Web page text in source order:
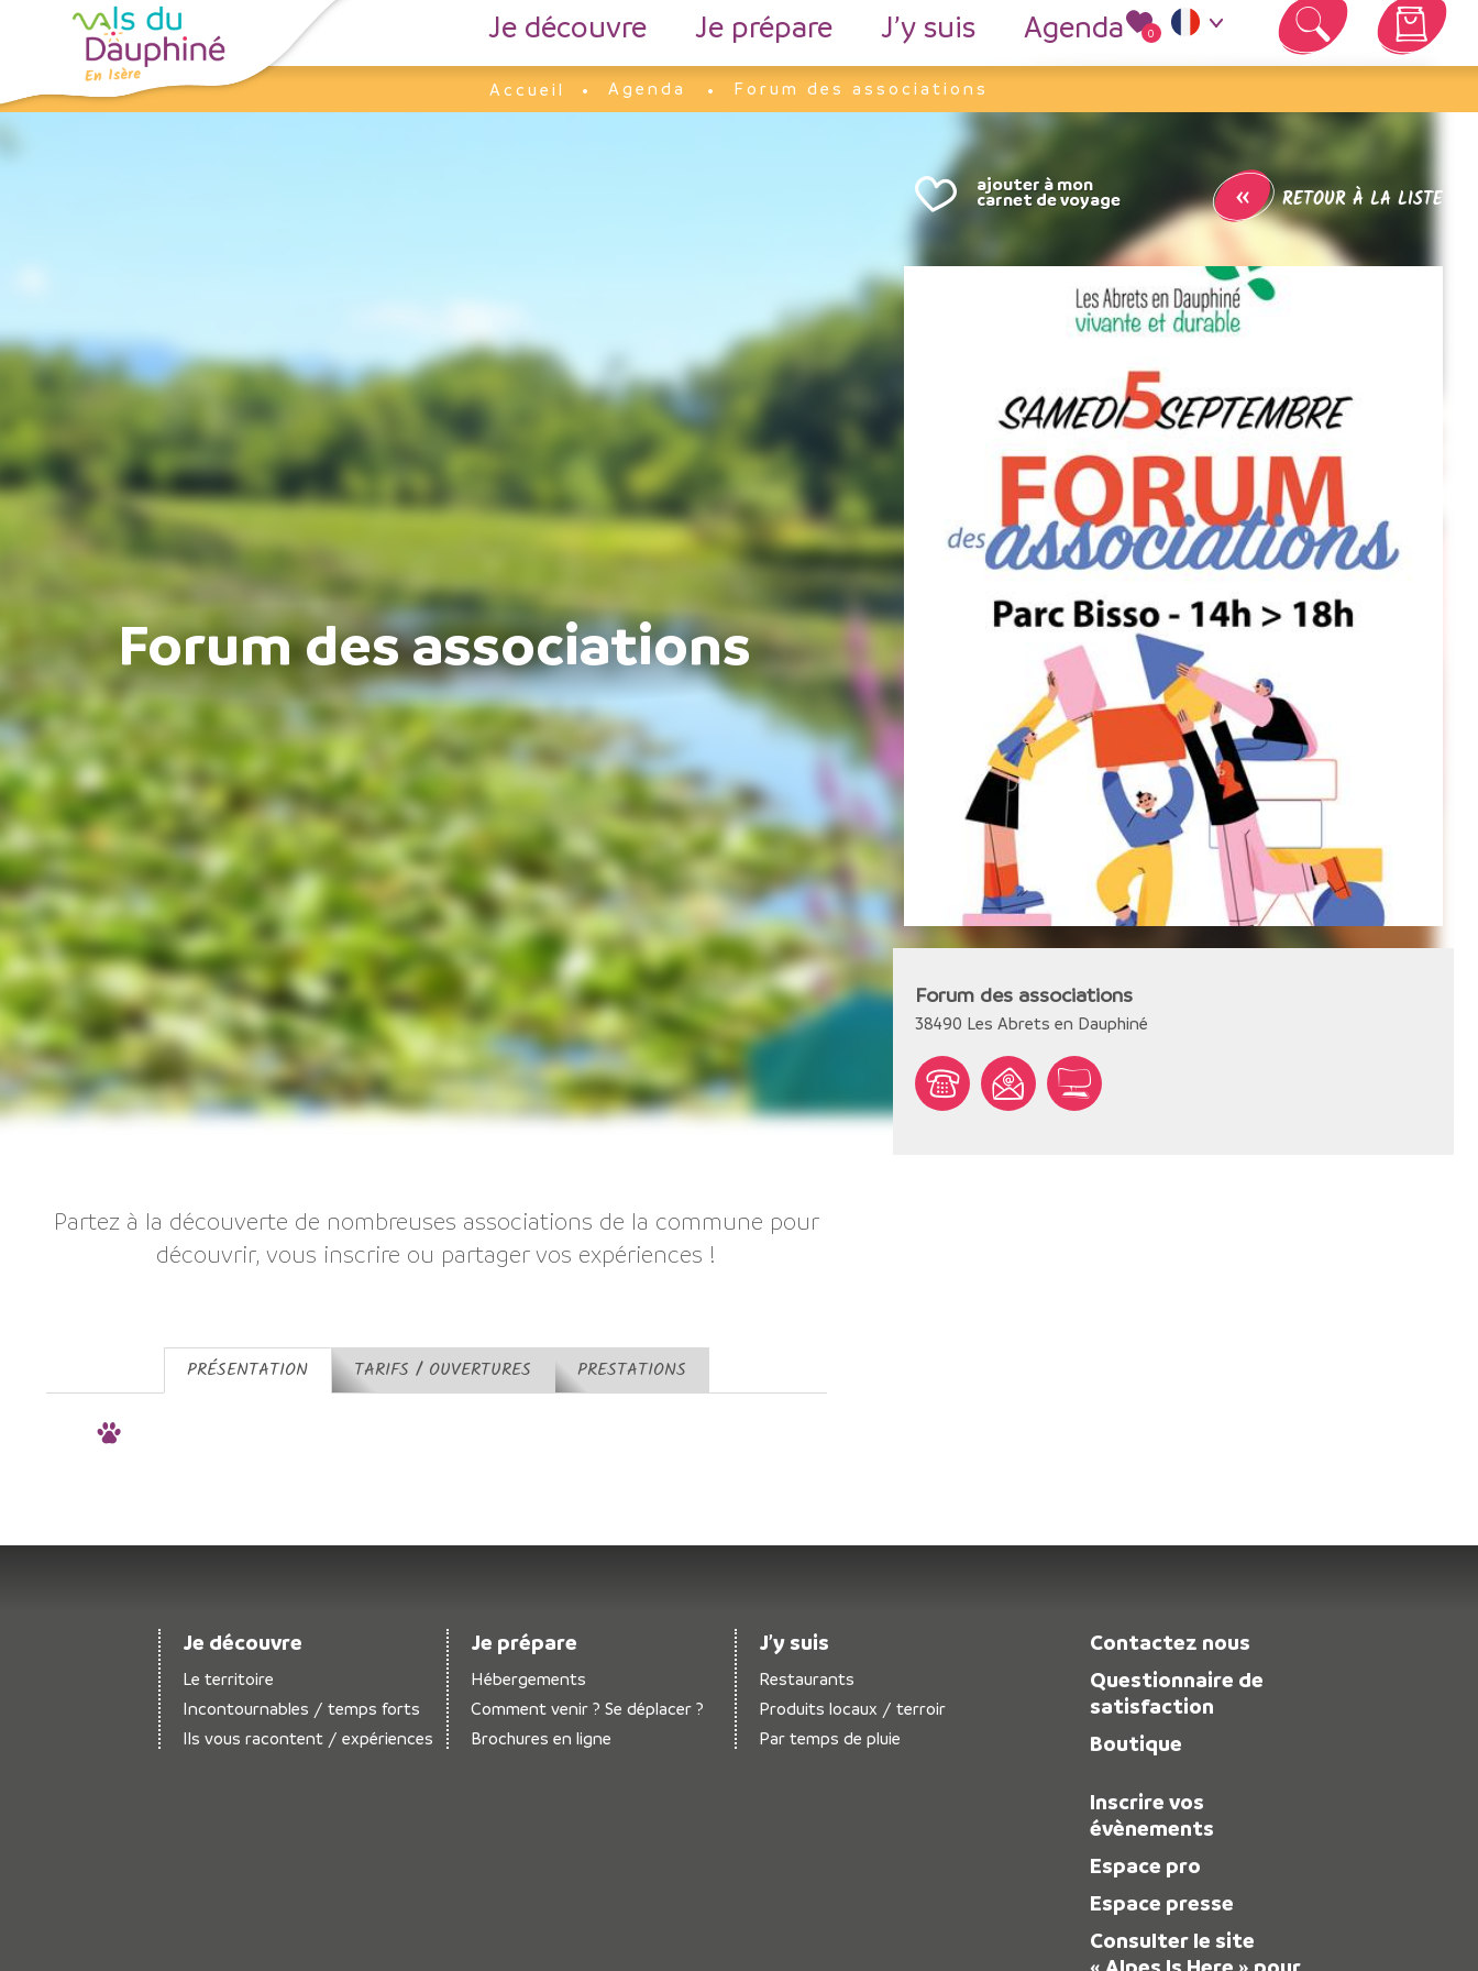
Je découvre Je prépare J’y suis Agenda 0
Votre panier est vide
Accueil
Agenda Forum des associations
Forum des associations
Partez à la découverte de nombreuses associations de la commune pour
découvrir, vous inscrire ou partager vos expériences !
PRÉSENTATION TARIFS / OUVERTURES PRESTATIONS
« RETOUR À LA LISTE
Forum des associations
38490 Les Abrets en Dauphiné
Je découvre
Le territoire
Incontournables / temps forts
Ils vous racontent / expériences
Je prépare
Hébergements
Comment venir ? Se déplacer ?
Brochures en ligne
J’y suis
Restaurants
Produits locaux / terroir
Par temps de pluie
Contactez nous
Questionnaire de
satisfaction
Boutique
Inscrire vos
évènements
Espace pro
Espace presse
Consulter le site
Panneau de gestion des cookies